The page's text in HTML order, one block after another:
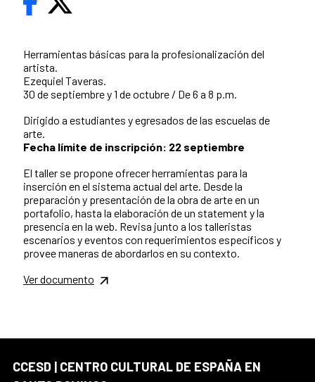
Herramientas básicas para la profesionalización del
artista.
Ezequiel Taveras.
30 de septiembre y 1 de octubre / De 6 a 8 p.m.
Dirigido a estudiantes y egresados de las escuelas de
arte.
Fecha límite de inscripción: 22 septiembre
El taller se propone ofrecer herramientas para la
inserción en el sistema actual del arte. Desde la
preparación y presentación de la obra de arte en un
portafolio, hasta la elaboración de un statement y la
presencia en la web. Revisa junto a los talleristas
escenarios y eventos con requerimientos específicos y
provee maneras de abordarlos en su contexto.
Ver documento
CCESD | CENTRO CULTURAL DE ESPAÑA EN